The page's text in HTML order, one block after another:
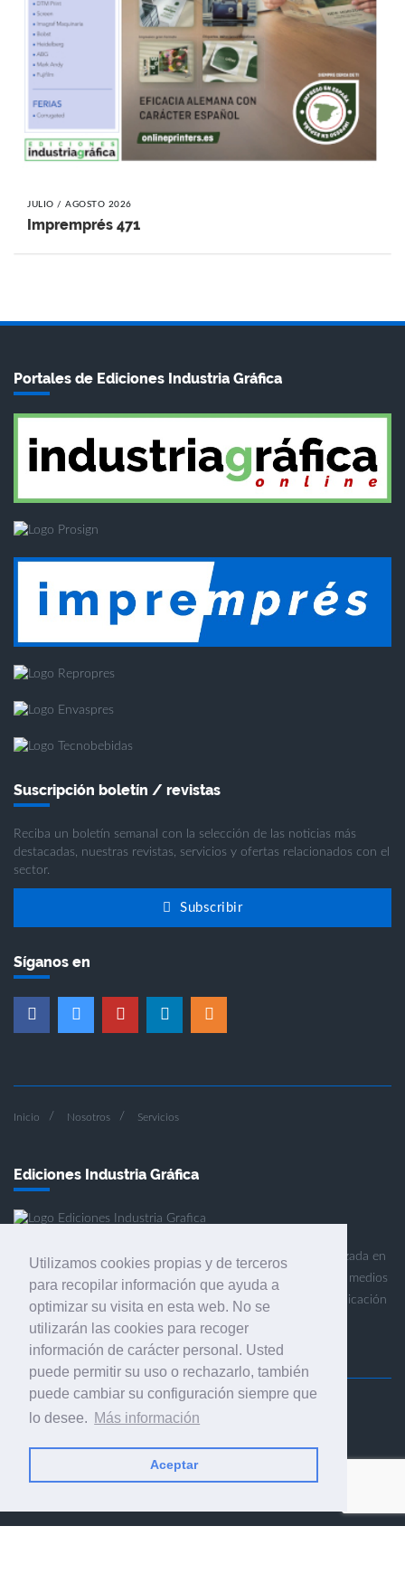
Utilizamos cookies propias y de terceros
para recopilar información que ayuda a
optimizar su visita en esta web. No se
utilizarán las cookies para recoger
información de carácter personal. Usted
puede permitir su uso o rechazarlo, también
puede cambiar su configuración siempre que
lo desee. Más información
Aceptar
JULIO / AGOSTO 2026
Impremprés 471
Portales de Ediciones Industria Gráfica
Suscripción boletín / revistas
Reciba un boletín semanal con la selección de las noticias más
destacadas, nuestras revistas, servicios y ofertas relacionados con el
sector.
Subscribir
Síganos en
Inicio Nosotros Servicios
Ediciones Industria Gráfica
Ediciones Industria Gráfica es una empresa editora especializada en
el mercado de la comunicación gráfica que engloba diversos medios
profesionales especializados en el mercado gráfico, la comunicación
visual y el envasado.
Ediciones Industria Gráfica, S.C.P.